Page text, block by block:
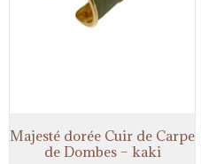
Majesté dorée Cuir de Carpe
de Dombes – kaki